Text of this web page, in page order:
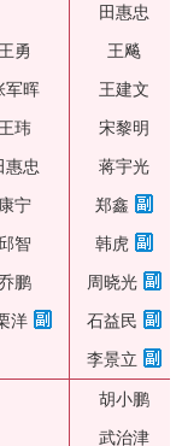
王勇
军晖
王玮
惠忠
康宁
邱智
鹏
洋
田惠忠
王飚
王建文
宋黎明
蒋宇光
郑鑫
韩虎
周晓光
石益民
李景立
胡小鹏
武治津